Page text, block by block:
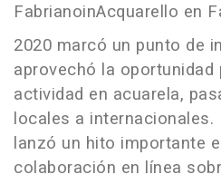
FabrianoinAcquarello en
2020 marcó un punto de
aprovechó la
actividad en acuarela,
locales a internacionales.
lanzó un hito importante
colaboración en línea